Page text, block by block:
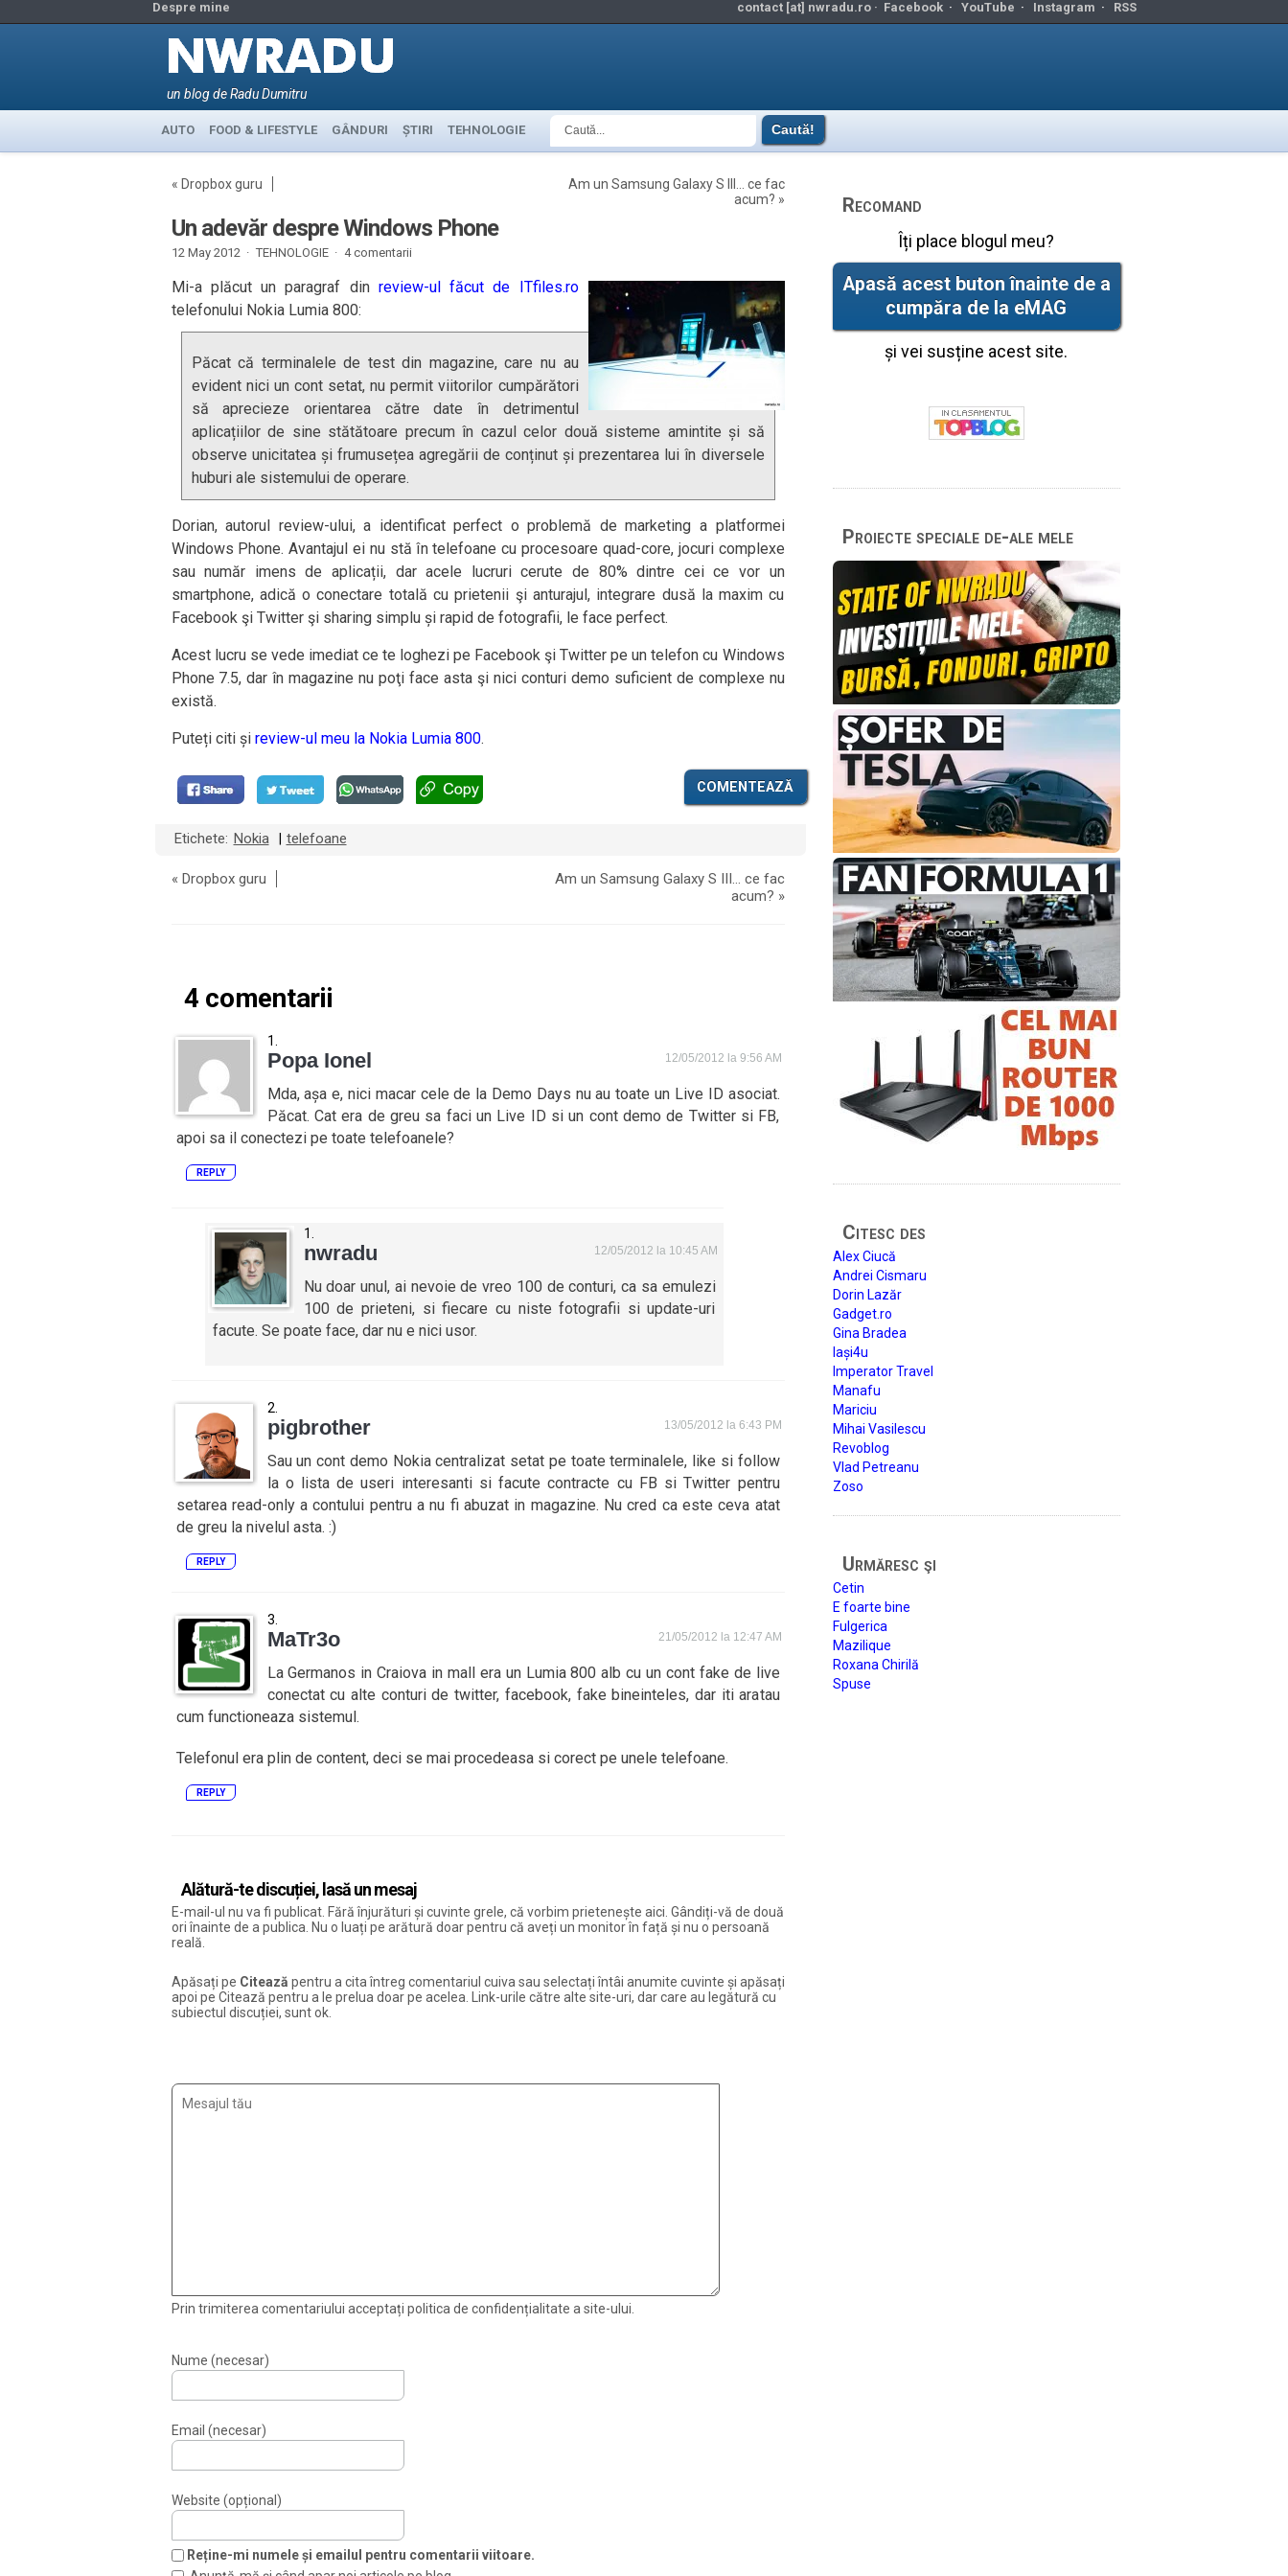
Despre mine contact [at] nwradu.ro · Facebook· YouTube · Instagram · RSS
un blog de Radu Dumitru
AUTO FOOD & LIFESTYLE GÂNDURI ȘTIRI TEHNOLOGIE
« Dropbox guru
Am un Samsung Galaxy S III… ce fac
acum? »
Un adevăr despre Windows Phone
12 May 2012 · TEHNOLOGIE· 4 comentarii
Mi-a plăcut un paragraf din review-ul făcut de ITfiles.ro
telefonului Nokia Lumia 800:
Păcat că terminalele de test din magazine, care nu au
evident nici un cont setat, nu permit viitorilor cumpărători
să aprecieze orientarea către date în detrimentul
aplicațiilor de sine stătătoare precum în cazul celor două sisteme amintite și să
observe unicitatea și frumusețea agregării de conținut și prezentarea lui în diversele
huburi ale sistemului de operare.
Dorian, autorul review-ului, a identificat perfect o problemă de marketing a platformei
Windows Phone. Avantajul ei nu stă în telefoane cu procesoare quad-core, jocuri complexe
sau număr imens de aplicații, dar acele lucruri cerute de 80% dintre cei ce vor un
smartphone, adică o conectare totală cu prietenii şi anturajul, integrare dusă la maxim cu
Facebook şi Twitter şi sharing simplu și rapid de fotografii, le face perfect.
Acest lucru se vede imediat ce te loghezi pe Facebook şi Twitter pe un telefon cu Windows
Phone 7.5, dar în magazine nu poţi face asta şi nici conturi demo suficient de complexe nu
există.
Puteți citi și review-ul meu la Nokia Lumia 800.
COMENTEAZĂ
Etichete: Nokia telefoane
« Dropbox guru
Am un Samsung Galaxy S III… ce fac
acum? »
4 comentarii
Popa Ionel 12/05/2012 la 9:56 AM
Mda, așa e, nici macar cele de la Demo Days nu au toate un Live ID asociat.
Păcat. Cat era de greu sa faci un Live ID si un cont demo de Twitter si FB,
apoi sa il conectezi pe toate telefoanele?
REPLY
nwradu 12/05/2012 la 10:45 AM
Nu doar unul, ai nevoie de vreo 100 de conturi, ca sa emulezi
100 de prieteni, si fiecare cu niste fotografii si update-uri
facute. Se poate face, dar nu e nici usor.
pigbrother 13/05/2012 la 6:43 PM
Sau un cont demo Nokia centralizat setat pe toate terminalele, like si follow
la o lista de useri interesanti si facute contracte cu FB si Twitter pentru
setarea read-only a contului pentru a nu fi abuzat in magazine. Nu cred ca este ceva atat
de greu la nivelul asta. :)
REPLY
MaTr3o 21/05/2012 la 12:47 AM
La Germanos in Craiova in mall era un Lumia 800 alb cu un cont fake de live
conectat cu alte conturi de twitter, facebook, fake bineinteles, dar iti aratau
cum functioneaza sistemul.
Telefonul era plin de content, deci se mai procedeasa si corect pe unele telefoane.
REPLY
Alătură-te discuției, lasă un mesaj
E-mail-ul nu va fi publicat. Fără înjurături și cuvinte grele, că vorbim prietenește aici. Gândiți-vă de două
ori înainte de a publica. Nu o luați pe arătură doar pentru că aveți un monitor în față și nu o persoană
reală.
Apăsați pe Citează pentru a cita întreg comentariul cuiva sau selectați întâi anumite cuvinte și apăsați
apoi pe Citează pentru a le prelua doar pe acelea. Link-urile către alte site-uri, dar care au legătură cu
subiectul discuției, sunt ok.
Prin trimiterea comentariului acceptați politica de confidențialitate a site-ului.
Nume (necesar)
Email (necesar)
Website (opțional)
Reține-mi numele și emailul pentru comentarii viitoare.
Recomand
Îți place blogul meu?
Apasă acest buton înainte de a
cumpăra de la eMAG
și vei susține acest site.
Proiecte speciale de-ale mele
Citesc des
Alex Ciucă
Andrei Cismaru
Dorin Lazăr
Gadget.ro
Gina Bradea
Iași4u
Imperator Travel
Manafu
Mariciu
Mihai Vasilescu
Revoblog
Vlad Petreanu
Zoso
Urmăresc şi
Cetin
E foarte bine
Fulgerica
Mazilique
Roxana Chirilă
Spuse